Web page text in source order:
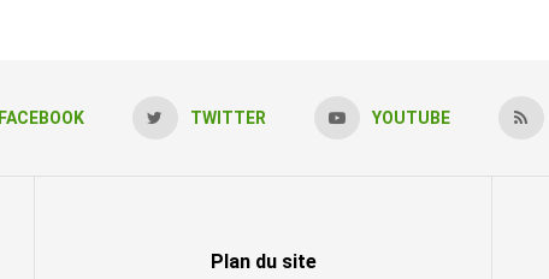
FACEBOOK TWITTER YOUTUBE
Plan du site